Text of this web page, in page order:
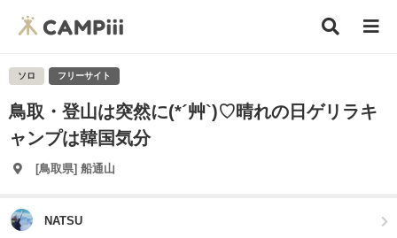
ソロ フリーサイト
鳥取・登山は突然に(*´艸`)♡晴れの日ゲリラキ
ャンプは韓国気分
[鳥取県] 船通山
NATSU